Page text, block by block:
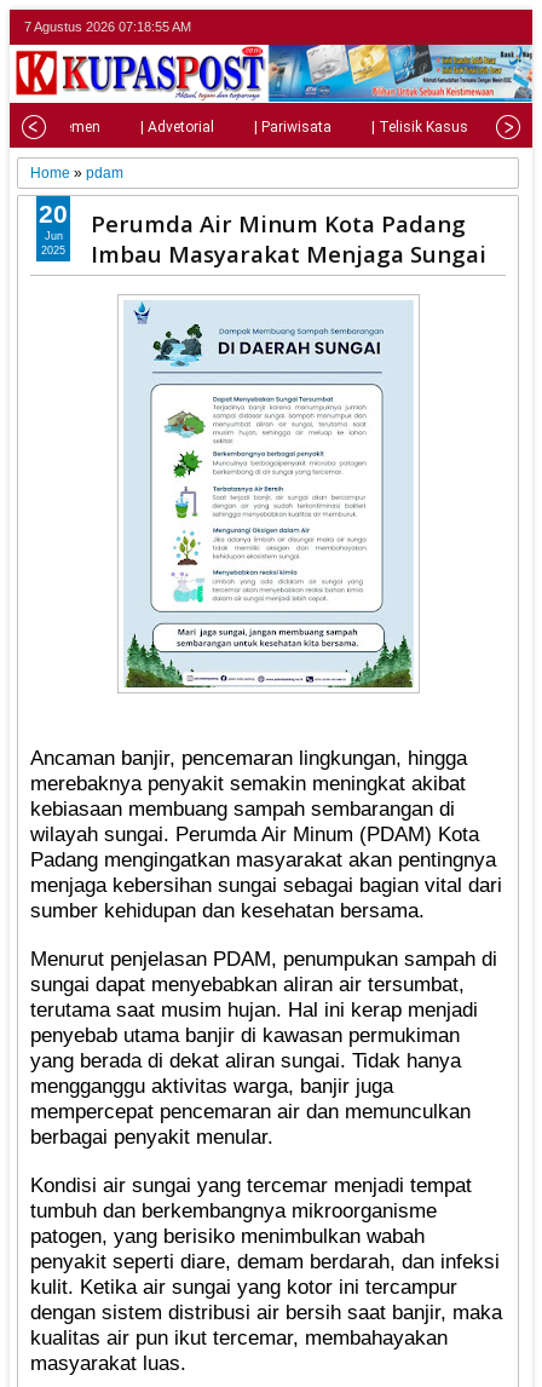
7 Agustus 2026 07:18:56 AM
| Parlemen | Advetorial | Pariwisata | Telisik Kasus |
Home »pdam
Perumda Air Minum Kota Padang
Imbau Masyarakat Menjaga Sungai
Ancaman banjir, pencemaran lingkungan, hingga
merebaknya penyakit semakin meningkat akibat
kebiasaan membuang sampah sembarangan di
wilayah sungai. Perumda Air Minum (PDAM) Kota
Padang mengingatkan masyarakat akan pentingnya
menjaga kebersihan sungai sebagai bagian vital dari
sumber kehidupan dan kesehatan bersama.
Menurut penjelasan PDAM, penumpukan sampah di
sungai dapat menyebabkan aliran air tersumbat,
terutama saat musim hujan. Hal ini kerap menjadi
penyebab utama banjir di kawasan permukiman
yang berada di dekat aliran sungai. Tidak hanya
mengganggu aktivitas warga, banjir juga
mempercepat pencemaran air dan memunculkan
berbagai penyakit menular.
Kondisi air sungai yang tercemar menjadi tempat
tumbuh dan berkembangnya mikroorganisme
patogen, yang berisiko menimbulkan wabah
penyakit seperti diare, demam berdarah, dan infeksi
kulit. Ketika air sungai yang kotor ini tercampur
dengan sistem distribusi air bersih saat banjir, maka
kualitas air pun ikut tercemar, membahayakan
masyarakat luas.
20
Jun
2025